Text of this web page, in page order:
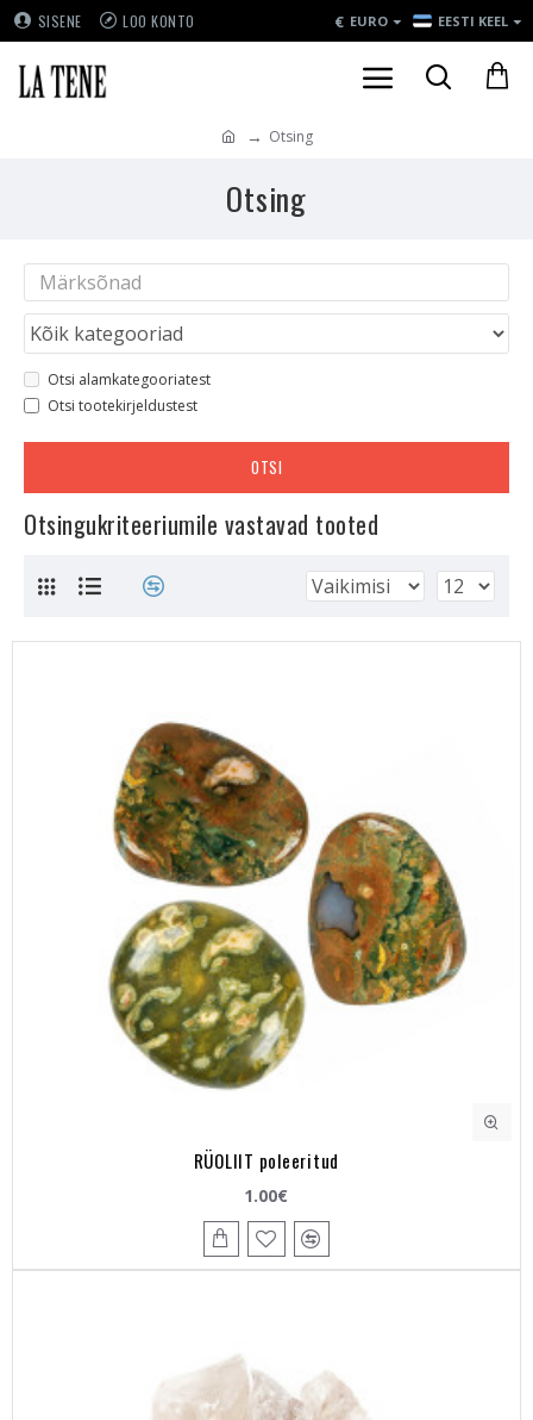
SISENE LOO KONTO € EURO EESTI KEEL
Otsing
Otsing
Otsi alamkategooriatest
Otsi tootekirjeldustest
OTSI
Otsingukriteeriumile vastavad tooted
RÜOLIIT poleeritud
1.00€